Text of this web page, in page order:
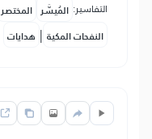
التفاسير: المُيسَّر المختصر
النفحات المكية | هدايات